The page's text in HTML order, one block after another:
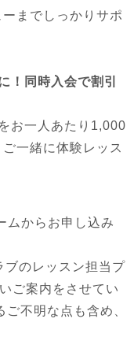
までしっかりサポ
！同時入会で割引
お一人あたり1,000
一緒に体験レッス
ムからお申し込み
ブのレッスン担当プ
ご案内をさせてい
不明な点も含め、